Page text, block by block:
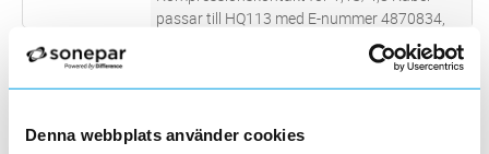
Denna webbplats använder cookies
passar till HQ113 med E-nummer 4870834,
4870835, 4870820, 4870822, 4870824.
Varumärke DKT
m.fl. För innerledare 1,0-1,3, Folieskärm 4,75-